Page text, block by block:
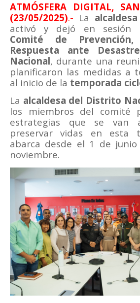
ATMÓSFERA DIGITAL,
(23/05/2025).- La
activó y dejó en sesión
Comité de
Respuesta ante
Nacional, durante una
planificaron las medidas a
al inicio de la temporada
La alcaldesa del Distrito
los miembros del comité
estrategias que se van
preservar vidas en esta
abarca desde el 1 de
noviembre.